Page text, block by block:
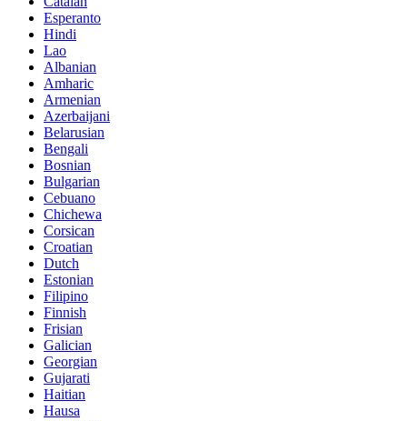
Esperanto
Hindi
Lao
Albanian
Amharic
Armenian
Azerbaijani
Belarusian
Bengali
Bosnian
Bulgarian
Cebuano
Chichewa
Corsican
Croatian
Dutch
Estonian
Filipino
Finnish
Frisian
Galician
Georgian
Gujarati
Haitian
Hausa